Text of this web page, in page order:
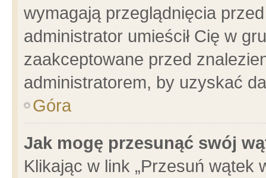
wymagają przeglądnięcia
administrator umieścił Cię w
zaakceptowane przed
administratorem, by uzyskać
Góra
Jak mogę przesunąć swój
Klikając w link „Przesuń wątek